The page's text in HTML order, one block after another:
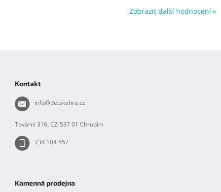
Zobrazit další hodnocení
Kontakt
info@detskahra.cz
Tovární 316, CZ-537 01 Chrudim
734 104 557
Kamenná prodejna